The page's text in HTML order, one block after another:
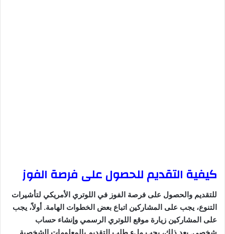
كيفية التقديم للحصول على فرصة الفوز
للتقديم والحصول على فرصة الفوز في اللوتري الأمريكي لتأشيرات
التنوع، يجب على المشاركين اتباع بعض الخطوات الهامة. أولاً، يجب
على المشاركين زيارة موقع اللوتري الرسمي وإنشاء حساب